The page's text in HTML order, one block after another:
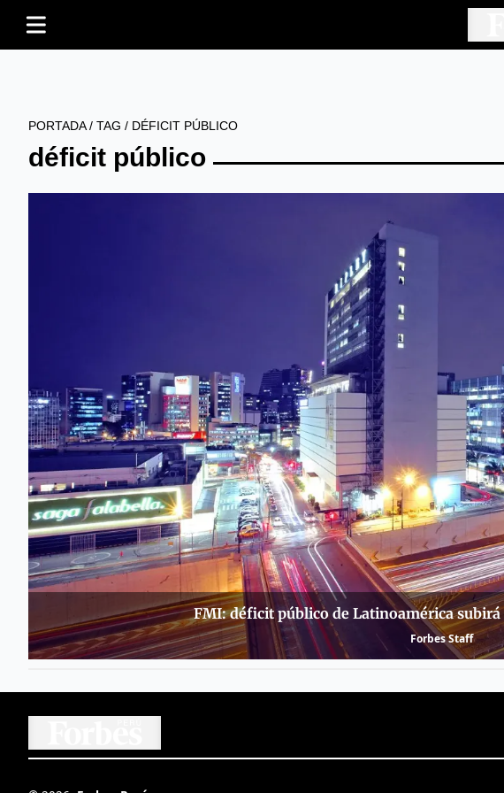
PORTADA/ TAG / DÉFICIT PÚBLICO
déficit público
FMI: déficit público de Latinoamérica subirá
Forbes Staff